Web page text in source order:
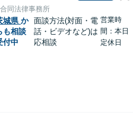
同法律事務所
城県 か
も相談
付中
面談方法(対面・電
話・ビデオなど)は
応相談
営業時
間：本日
定休日